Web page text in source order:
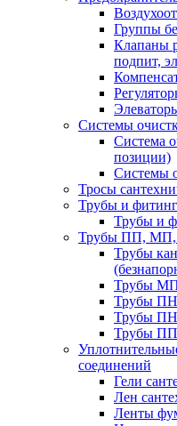
Группы
Клапаны
подпит,
Системы
Система
позиции)
Системы
Тросы
Трубы и
Трубы и
Трубы ПП,
Трубы
Трубы
Трубы
Трубы
Трубы ПП
соединений
Гели
Лен
Ленты